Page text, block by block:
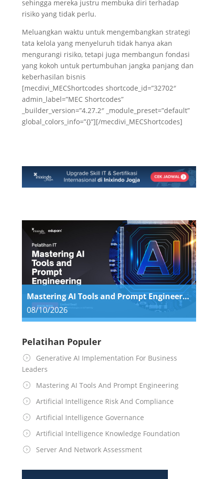
sehingga mereka justru membuka diri terhadap
risiko yang tidak perlu.
Meluangkan waktu untuk mengembangkan strategi
tata kelola yang menyeluruh tidak hanya akan
mengurangi risiko, tetapi juga membangun fondasi
yang kokoh untuk pertumbuhan jangka panjang dan
keberhasilan bisnis
[mecdivi_MECShortcodes shortcode_id=”32702″
admin_label=”MEC Shortcodes”
_builder_version=”4.27.2″ _module_preset=”default”
global_colors_info=”{}”][/mecdivi_MECShortcodes]
Mastering AI Tools and Prompt Engineering
08/10/2026
Pelatihan Populer
Generative AI Implementation For Business
Leaders
Mastering AI Tools And Prompt Engineering
Artificial Intelligence Risk And Compliance
Artificial Intelligence Governance
Artificial Intelligence Knowledge Foundation
Server And Network Assessment